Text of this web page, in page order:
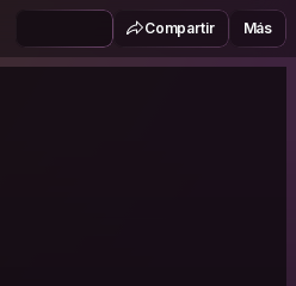
Compartir Más